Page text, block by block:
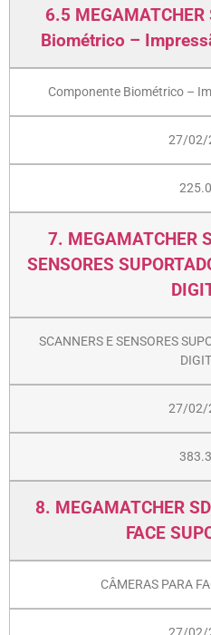
6.5
Biométrico –
Componente Biométrico –
27/02/
7. MEGAMATCHER
SENSORES
SCANNERS E SENSORES
27/02/
8. MEGAMATCHER
FACE
CÂMERAS PARA